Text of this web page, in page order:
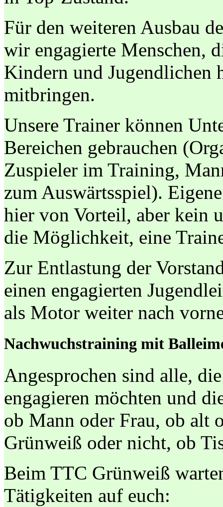
Für den weiteren Ausbau
wir engagierte Menschen,
Kindern und Jugendlichen
mitbringen.
Unsere Trainer können
Bereichen gebrauchen
Zuspieler im Training,
zum Auswärtsspiel).
hier von Vorteil, aber kein
die Möglichkeit, eine
Zur Entlastung der
einen engagierten
als Motor weiter nach
Nachwuchstraining mit
Angesprochen sind alle,
engagieren möchten und
ob Mann oder Frau, ob alt
Grünweiß oder nicht, ob
Beim TTC Grünweiß
Tätigkeiten auf euch: